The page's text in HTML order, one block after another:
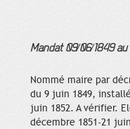
Mandat 09/06/1849
Nommé maire par
du 9 juin 1849,
juin 1852. A vérifier.
décembre 1851-21